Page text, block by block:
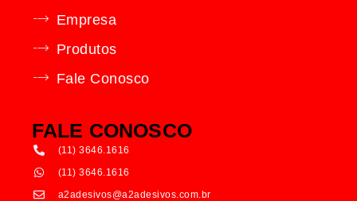
Empresa
Produtos
Fale Conosco
FALE CONOSCO
(11) 3646.1616
(11) 3646.1616
a2adesivos@a2adesivos.com.br